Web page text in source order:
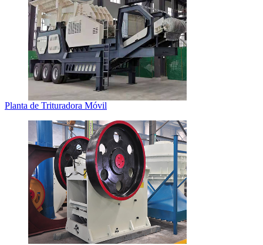
Planta de Trituradora Móvil